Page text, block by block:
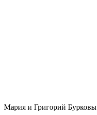
Мария и Григорий Бурковы